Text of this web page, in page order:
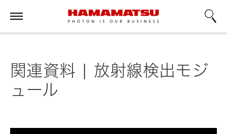
関連資料 | 放射線検出モジ
ュール